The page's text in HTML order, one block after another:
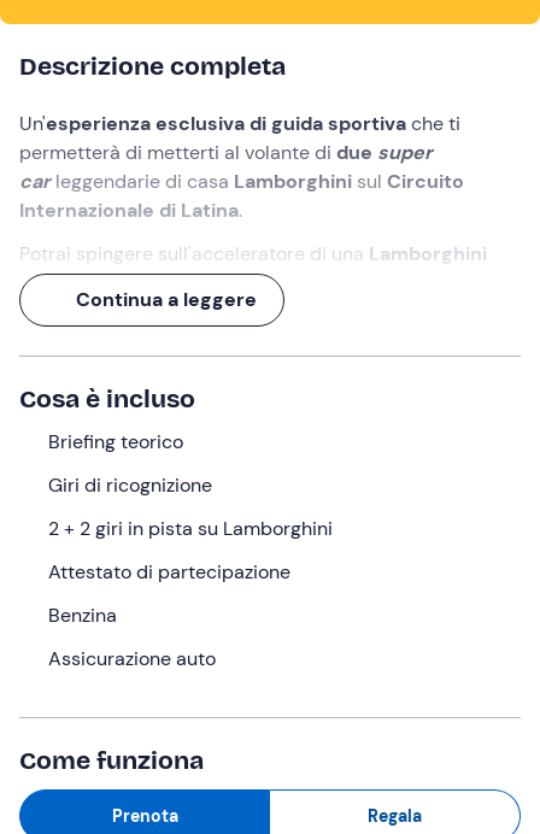
Descrizione completa
Un'esperienza esclusiva di guida sportivache ti
permetterà di metterti al volante di due super
car leggendarie di casa Lamborghini sul Circuito
Internazionale di Latina.
Potrai spingere sull'acceleratore di una Lamborghini
Huracan Avioprima, e di una
totali
(2 per ogni auto) sul tracciato di
adrenalina
inizierà a salire appena ti siederai
all'interno delle auto dal design inconfondibile e
spingendo sull'acceleratore ti sentirai pervadere dal
potenza di oltre600 CV
Cosa faremo
Ti aspettiamo all'ingresso del
Latinaall'orario che avremo concordato in fase di
prenotazione.
quale faremo2 giri di ricognizione da passeggero: io
sarò al volante e tu potrai osservare il tracciato e
imparare alcunetecniche di guida sportiva
il
Continua a leggere
Cosa è incluso
Briefing teorico
Giri di ricognizione
2 + 2 giri in pista su Lamborghini
Attestato di partecipazione
Benzina
Assicurazione auto
Come funziona
Prenota Regala